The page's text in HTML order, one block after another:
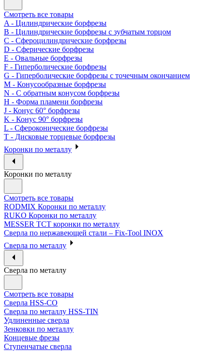
Смотреть все товары
A - Цилиндрические борфрезы
B - Цилиндрические борфрезы с зубчатым торцом
C - Сфероцилиндрические борфрезы
D - Сферические борфрезы
E - Овальные борфрезы
F - Гиперболические борфрезы
G - Гиперболические борфрезы с точечным окончанием
M - Конусообразные борфрезы
N - С обратным конусом борфрезы
H - Форма пламени борфрезы
J - Конус 60° борфрезы
K - Конус 90° борфрезы
L - Сфероконические борфрезы
T - Дисковые торцевые борфрезы
Коронки по металлу
Коронки по металлу
Смотреть все товары
RODMIX Коронки по металлу
RUKO Коронки по металлу
MESSER ТСТ коронки по металлу
Сверла по нержавеющей стали – Fix-Tool INOX
Сверла по металлу
Сверла по металлу
Смотреть все товары
Сверла HSS-CO
Сверла по металлу HSS-TIN
Удлиненные сверла
Зенковки по металлу
Концевые фрезы
Ступенчатые сверла